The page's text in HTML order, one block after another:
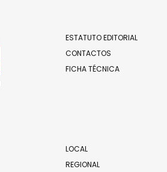
ESTATUTO EDITORIAL
CONTACTOS
FICHA TÉCNICA
LOCAL
REGIONAL